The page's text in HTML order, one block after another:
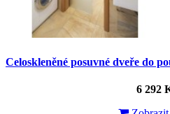
Celoskleněné posuvné dveře do
6 292